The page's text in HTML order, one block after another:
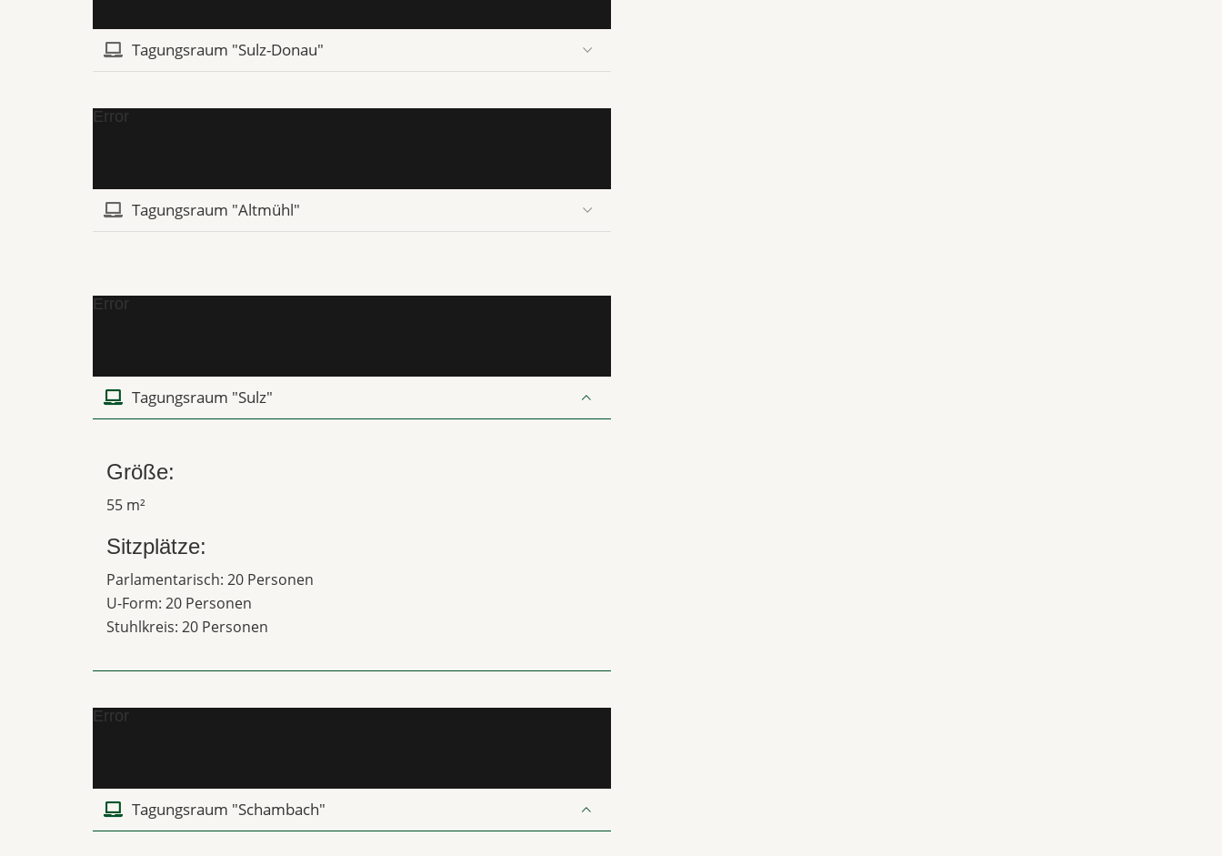
Tagungsraum "Sulz-Donau"
Error
Tagungsraum "Altmühl"
Error
Tagungsraum "Sulz"
Größe:
55 m²
Sitzplätze:
Parlamentarisch: 20 Personen
U-Form: 20 Personen
Stuhlkreis: 20 Personen
Error
Tagungsraum "Schambach"